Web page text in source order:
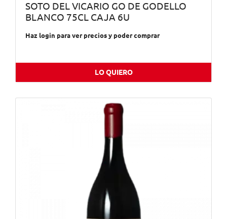
SOTO DEL VICARIO GO DE GODELLO
BLANCO 75CL CAJA 6U
Haz login para ver precios y poder comprar
LO QUIERO